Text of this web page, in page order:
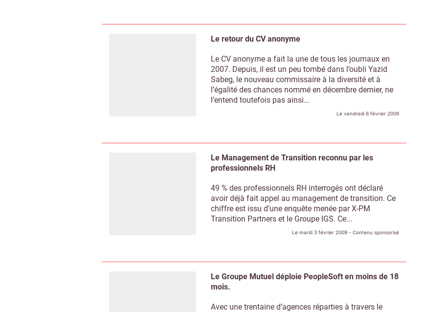
Le retour du CV anonyme
Le CV anonyme a fait la une de tous les journaux en
2007. Depuis, il est un peu tombé dans l’oubli Yazid
Sabeg, le nouveau commissaire à la diversité et à
l’égalité des chances nommé en décembre dernier, ne
l’entend toutefois pas ainsi...
Le vendredi 6 février 2009
Le Management de Transition reconnu par les
professionnels RH
49 % des professionnels RH interrogés ont déclaré
avoir déjà fait appel au management de transition. Ce
chiffre est issu d’une enquête menée par X-PM
Transition Partners et le Groupe IGS. Ce...
Le mardi 3 février 2009 - Contenu sponsorisé
Le Groupe Mutuel déploie PeopleSoft en moins de 18
mois.
Avec une trentaine d’agences réparties à travers le
Recevoir RH Matin Abonnez-vous à notre newsletter
Non merci, je reçois déjà ! Je déciderai plus tard